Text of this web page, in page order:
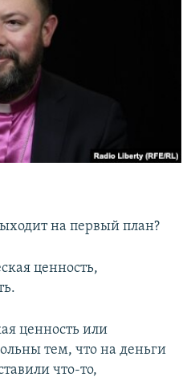
на первый план?
ценность,
ценность или
тем, что на деньги
что-то,